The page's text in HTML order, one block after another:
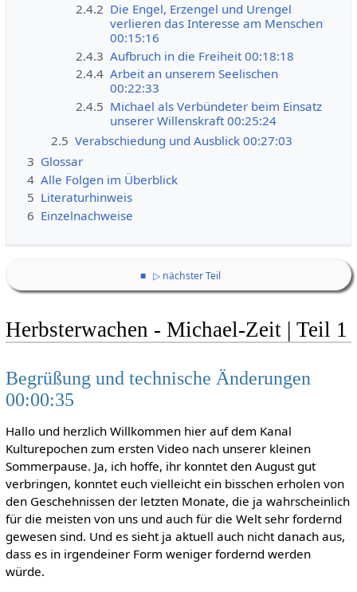
2.4.2 Die Engel, Erzengel und Urengel
verlieren das Interesse am Menschen
00:15:16
2.4.3 Aufbruch in die Freiheit 00:18:18
2.4.4 Arbeit an unserem Seelischen
00:22:33
2.4.5 Michael als Verbündeter beim Einsatz
unserer Willenskraft 00:25:24
2.5 Verabschiedung und Ausblick 00:27:03
3 Glossar
4 Alle Folgen im Überblick
5 Literaturhinweis
6 Einzelnachweise
■ ▷ nächster Teil
Herbsterwachen - Michael-Zeit | Teil 1
Begrüßung und technische Änderungen
00:00:35
Hallo und herzlich Willkommen hier auf dem Kanal
Kulturepochen zum ersten Video nach unserer kleinen
Sommerpause. Ja, ich hoffe, ihr konntet den August gut
verbringen, konntet euch vielleicht ein bisschen erholen von
den Geschehnissen der letzten Monate, die ja wahrscheinlich
für die meisten von uns und auch für die Welt sehr fordernd
gewesen sind. Und es sieht ja aktuell auch nicht danach aus,
dass es in irgendeiner Form weniger fordernd werden
würde.